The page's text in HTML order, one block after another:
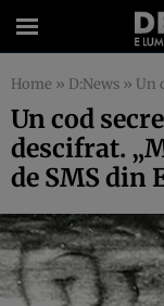
Home » D:News » Un cod
Un cod
descifrat.
de SMS din